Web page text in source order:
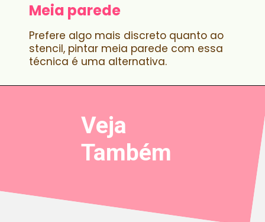
Meia parede
Prefere algo mais discreto quanto ao
stencil, pintar meia parede com essa
técnica é uma alternativa.
Veja
Também